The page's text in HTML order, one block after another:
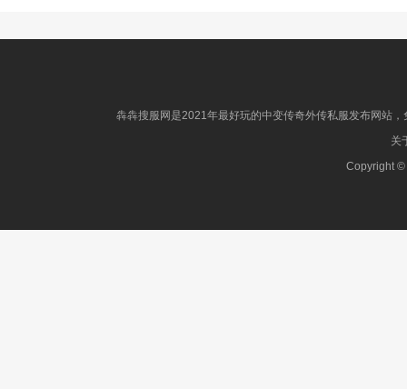
犇犇搜服网是2021年最好玩的中变传奇外传私服发布网站
关
Copyright